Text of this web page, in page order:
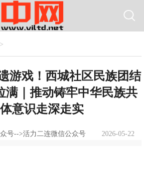
>
游戏！西城社区民族团结
满｜推动铸牢中华民族共
意识走深走实
号-->活力二连微信公众号
2026-05-22